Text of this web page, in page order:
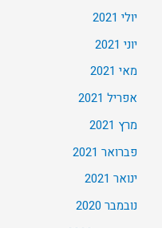
יולי 2021
יוני 2021
מאי 2021
אפריל 2021
מרץ 2021
פברואר 2021
ינואר 2021
נובמבר 2020